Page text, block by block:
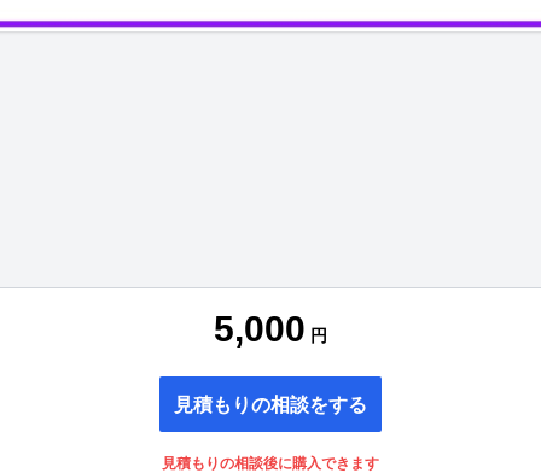
5,000 円
見積もりの相談をする
見積もりの相談後に購入できます